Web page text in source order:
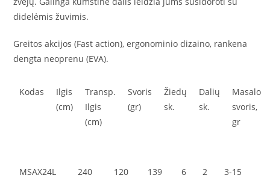
didelėmis žuvimis.
Greitos akcijos (Fast action), ergonominio dizaino, rankena
dengta neoprenu (EVA).
Kodas
Ilgis
(cm)
Transp.
Ilgis
(cm)
Svoris
(gr)
Žiedų
sk.
Dalių
sk.
Masalo
svoris,
gr
MSAX24L 240 120 139 6 2 3-15